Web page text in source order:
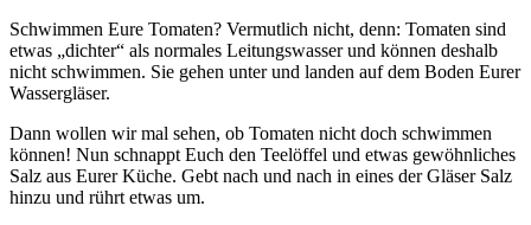
Schwimmen Eure Tomaten? Vermutlich nicht, denn: Tomaten sind
etwas „dichter“ als normales Leitungswasser und können deshalb
nicht schwimmen. Sie gehen unter und landen auf dem Boden Eurer
Wassergläser.
Dann wollen wir mal sehen, ob Tomaten nicht doch schwimmen
können! Nun schnappt Euch den Teelöffel und etwas gewöhnliches
Salz aus Eurer Küche. Gebt nach und nach in eines der Gläser Salz
hinzu und rührt etwas um.